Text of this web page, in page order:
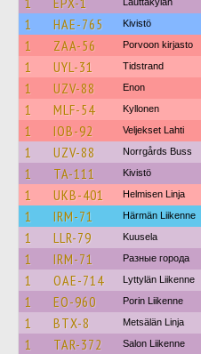
1 HAE-765 Kivistö
1 ZAA-56 Porvoon kirjasto
1 UYL-31 Tidstrand
1 UZV-88 Enon
1 MLF-54 Kyllonen
1 IOB-92 Veljekset Lahti
1 UZV-88 Norrgårds Buss
1 TA-111 Kivistö
1 UKB-401 Helmisen Linja
1 IRM-71 Härmän Liikenne
1 LLR-79 Kuusela
1 IRM-71 Разные города
1 OAE-714 Lyttylän Liikenne
1 EO-960 Porin Liikenne
1 BTX-8 Metsälän Linja
1 TAR-372 Salon Liikenne